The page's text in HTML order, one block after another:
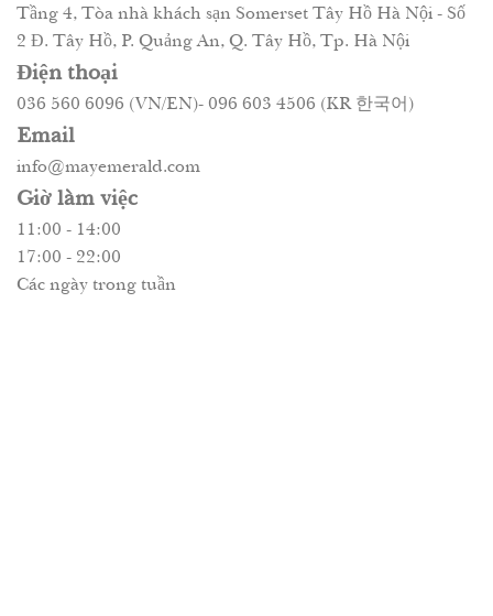
Tầng 4, Tòa nhà khách sạn Somerset Tây Hồ Hà Nội - Số
2 Đ. Tây Hồ, P. Quảng An, Q. Tây Hồ, Tp. Hà Nội
Điện thoại
036 560 6096 (VN/EN)- 096 603 4506 (KR 한국어)
Email
info@mayemerald.com
Giờ làm việc
11:00 - 14:00
17:00 - 22:00
Các ngày trong tuần